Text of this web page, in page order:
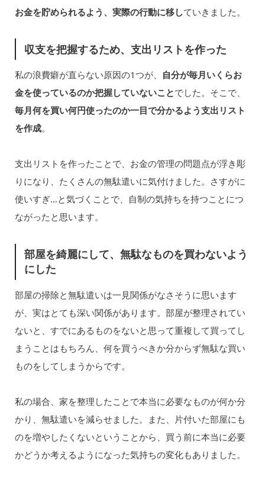
お金を貯められるよう、実際の行動に移していきました。
収支を把握するため、支出リストを作った
私の浪費癖が直らない原因の1つが、
自分が毎月いくらお
金を使っているのか把握していないことでした。そこで、
毎月何を買い何円使ったのか一目で分かるよう支出リスト
を作成。
支出リストを作ったことで、お金の管理の問題点が浮き彫
りになり、たくさんの無駄遣いに気付けました。さすがに
使いすぎ…と気づくことで、自制の気持ちを持つことにつ
ながったと思います。
部屋を綺麗にして、無駄なものを買わないよう
にした
部屋の掃除と無駄遣いは一見関係がなさそうに思います
が、実はとても深い関係があります。部屋が整理されてい
ないと、すでにあるものをないと思って重複して買ってし
まうことはもちろん、何を買うべきか分からず無駄な買い
ものをしてしまうからです。
私の場合、家を整理したことで本当に必要なものが何か分
かり、無駄遣いを減らせました。また、片付いた部屋にも
のを増やしたくないということから、買う前に本当に必要
かどうか考えるようになった気持ちの変化もありました。